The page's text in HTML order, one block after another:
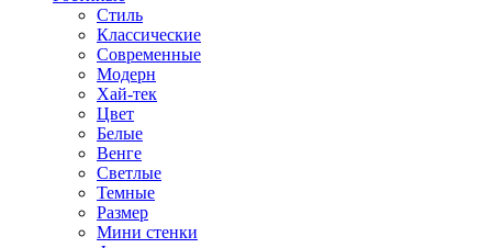
Стиль
Классические
Современные
Модерн
Хай-тек
Цвет
Белые
Венге
Светлые
Темные
Размер
Мини стенки